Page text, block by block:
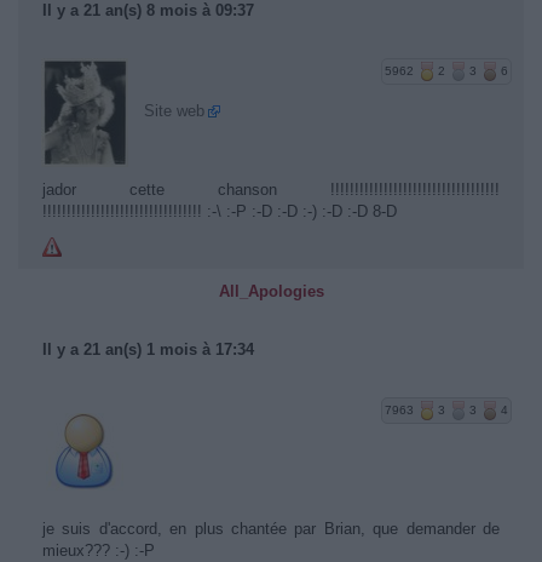
Il y a 21 an(s) 8 mois à 09:37
5962 2 3 6
Site web
jador cette chanson !!!!!!!!!!!!!!!!!!!!!!!!!!!!!!!!!!!
!!!!!!!!!!!!!!!!!!!!!!!!!!!!!!!!! :-\ :-P :-D :-D :-) :-D :-D 8-D
All_Apologies
Il y a 21 an(s) 1 mois à 17:34
7963 3 3 4
je suis d'accord, en plus chantée par Brian, que demander de
mieux??? :-) :-P